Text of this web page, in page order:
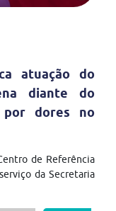
atuação do
diante do
por dores no
de Referência
da Secretaria